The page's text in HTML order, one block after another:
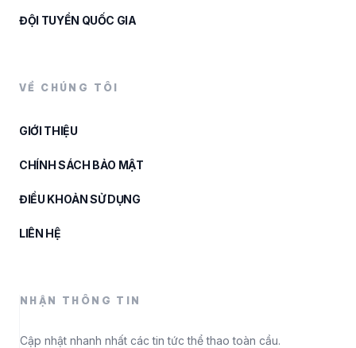
ĐỘI TUYỂN QUỐC GIA
VỀ CHÚNG TÔI
GIỚI THIỆU
CHÍNH SÁCH BẢO MẬT
ĐIỀU KHOẢN SỬ DỤNG
LIÊN HỆ
NHẬN THÔNG TIN
Cập nhật nhanh nhất các tin tức thể thao toàn cầu.